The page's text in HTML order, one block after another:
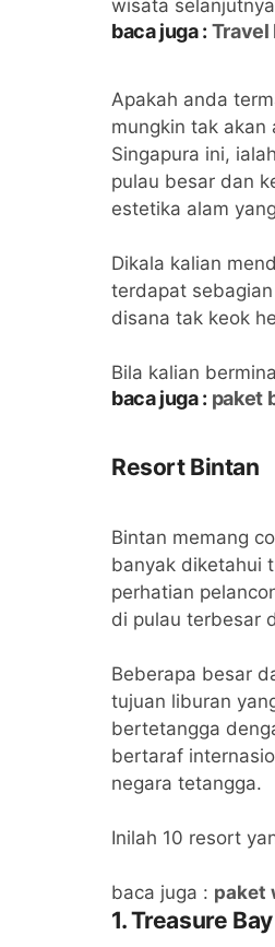
wisata
baca juga : Travel
Apakah anda
mungkin tak akan
Singapura ini,
pulau besar dan
estetika alam
Dikala kalian
terdapat
disana tak keok
Bila kalian
baca juga : paket
Resort Bintan
Bintan memang
banyak diketahui
perhatian
di pulau terbesar
Beberapa besar
tujuan liburan
bertetangga
bertaraf
negara tetangga.
Inilah 10 resort
baca juga : paket
1. Treasure Bay